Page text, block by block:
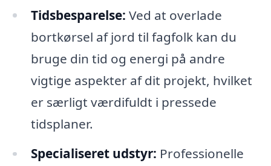
Tidsbesparelse: Ved at overlade
bortkørsel af jord til fagfolk kan du
bruge din tid og energi på andre
vigtige aspekter af dit projekt, hvilket
er særligt værdifuldt i pressede
tidsplaner.
Specialiseret udstyr: Professionelle